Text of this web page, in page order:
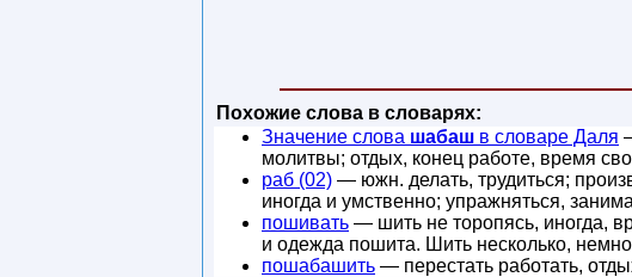
Похожие слова в словарях:
Значение слова шабаш в словаре Даля
молитвы; отдых, конец работе, время
раб (02) — южн. делать, трудиться;
иногда и умственно; упражняться,
пошивать — шить не торопясь, иногда,
и одежда пошита. Шить несколько,
пошабашить — перестать работать,